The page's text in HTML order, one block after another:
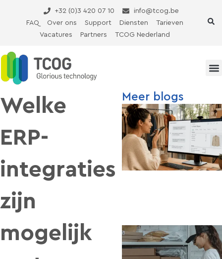
+32 (0)3 420 07 10
info@tcog.be
FAQ
Over ons Support Diensten
Tarieven
Vacatures
Partners TCOG Nederland
Welke
ERP-
integraties
zijn
mogelijk
Meer blogs